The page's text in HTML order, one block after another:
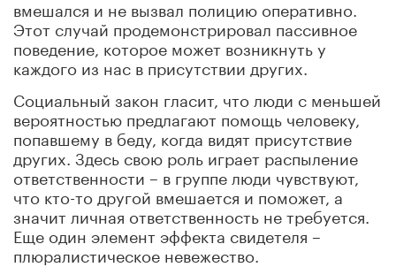
вмешался и не вызвал полицию оперативно.
Этот случай продемонстрировал пассивное
поведение, которое может возникнуть у
каждого из нас в присутствии других.
Социальный закон гласит, что люди с меньшей
вероятностью предлагают помощь человеку,
попавшему в беду, когда видят присутствие
других. Здесь свою роль играет распыление
ответственности – в группе люди чувствуют,
что кто-то другой вмешается и поможет, а
значит личная ответственность не требуется.
Еще один элемент эффекта свидетеля –
плюралистическое невежество.